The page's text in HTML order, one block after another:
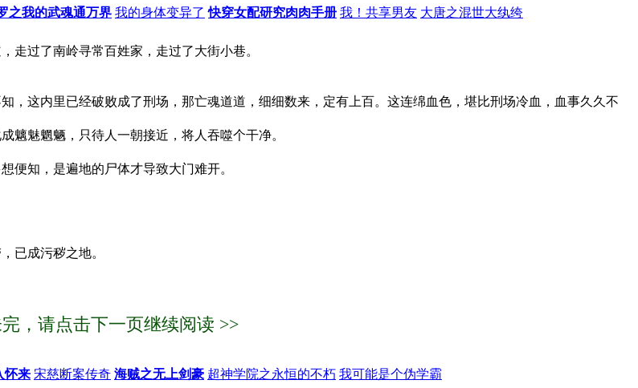
之我的武魂通万界 我的身体变异了 快穿女配研究肉肉手册 我！共享男友 大唐之混世大纨绔
过了南岭寻常百姓家，走过了大街小巷。
这内里已经破败成了刑场，那亡魂道道，细细数来，定有上百。这连绵血色，堪比刑场冷血，血事久久不
魅魍魉，只待人一朝接近，将人吞噬个干净。
便知，是遍地的尸体才导致大门难开。
已成污秽之地。
，请点击下一页继续阅读 >>
怀来 宋慈断案传奇 海贼之无上剑豪 超神学院之永恒的不朽 我可能是个伪学霸